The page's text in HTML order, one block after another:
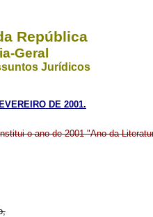
República
Geral
Jurídicos
DE 2001.
o ano de 2001 "Ano da